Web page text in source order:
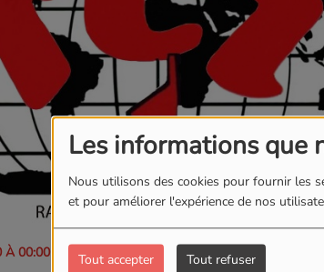
Les informations que
Nous utilisons des cookies pour fournir les
et pour améliorer l'expérience de nos
Tout accepter Tout refuser
À 00:00